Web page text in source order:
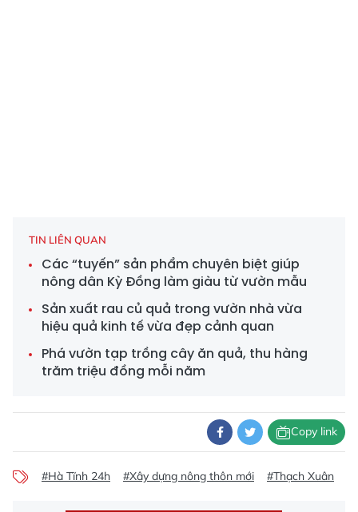
TIN LIÊN QUAN
Các “tuyến” sản phẩm chuyên biệt giúp
nông dân Kỳ Đồng làm giàu từ vườn mẫu
Sản xuất rau củ quả trong vườn nhà vừa
hiệu quả kinh tế vừa đẹp cảnh quan
Phá vườn tạp trồng cây ăn quả, thu hàng
trăm triệu đồng mỗi năm
Copy link
#Hà Tĩnh 24h #Xây dựng nông thôn mới #Thạch Xuân